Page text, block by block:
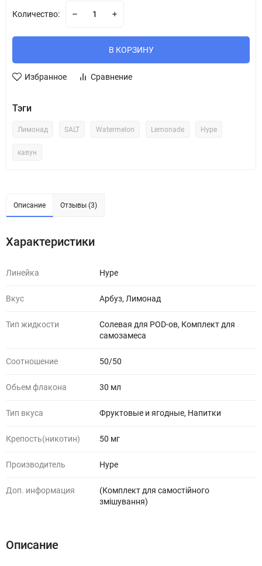
Количество:
В КОРЗИНУ
Избранное Сравнение
Тэги
Лимонад SALT Watermelon Lemonade Hype
кавун
Описание Отзывы (3)
Характеристики
Линейка Hype
Вкус Арбуз, Лимонад
Тип жидкости
Солевая для POD-ов, Комплект для
самозамеса
Соотношение 50/50
Обьем флакона 30 мл
Тип вкуса Фруктовые и ягодные, Напитки
Крепость(никотин) 50 мг
Производитель Hype
Доп. информация
(Комплект для самостійного
змішування)
Описание